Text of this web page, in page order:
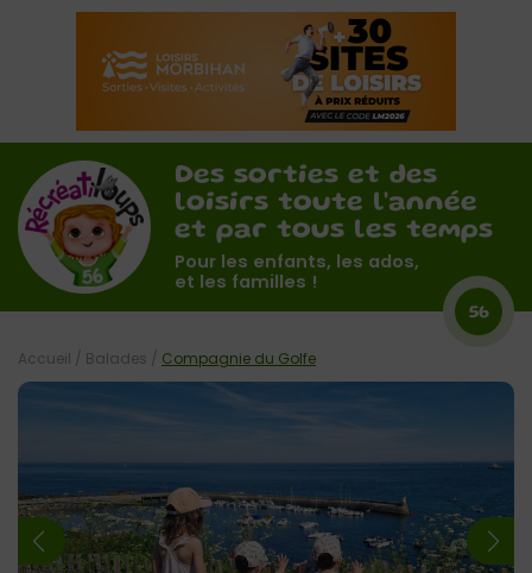
Des sorties et des
loisirs toute l'année
et par tous les temps
Pour les enfants, les ados,
et les familles !
56
Accueil / Balades / Compagnie du Golfe